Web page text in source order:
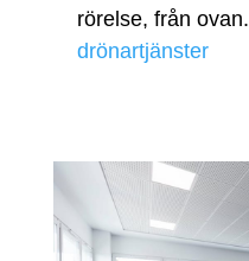
rörelse, från ovan.
drönartjänster